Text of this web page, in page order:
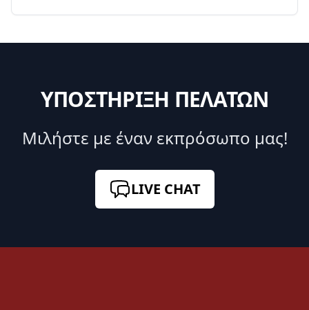
ΥΠΟΣΤΗΡΙΞΗ ΠΕΛΑΤΩΝ
Μιλήστε με έναν εκπρόσωπο μας!
LIVE CHAT